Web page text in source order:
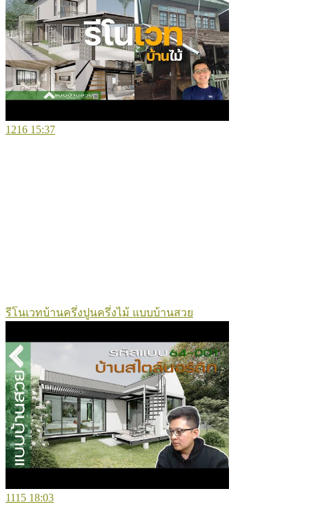
1216 15:37
รีโนเวทบ้านครึ่งปูนครึ่งไม้ แบบบ้านสวย
1115 18:03